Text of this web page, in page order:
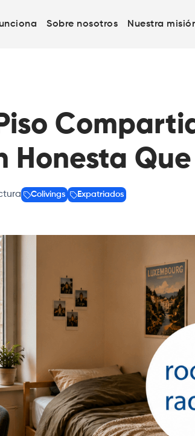
Sobre nosotros Nuestra
Honesta
Colivings Expatriados